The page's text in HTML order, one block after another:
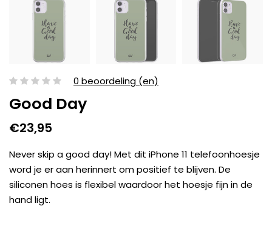
0 beoordeling (en)
Good Day
€23,95
Never skip a good day! Met dit iPhone 11 telefoonhoesje
word je er aan herinnert om positief te blijven. De
siliconen hoes is flexibel waardoor het hoesje fijn in de
hand ligt.